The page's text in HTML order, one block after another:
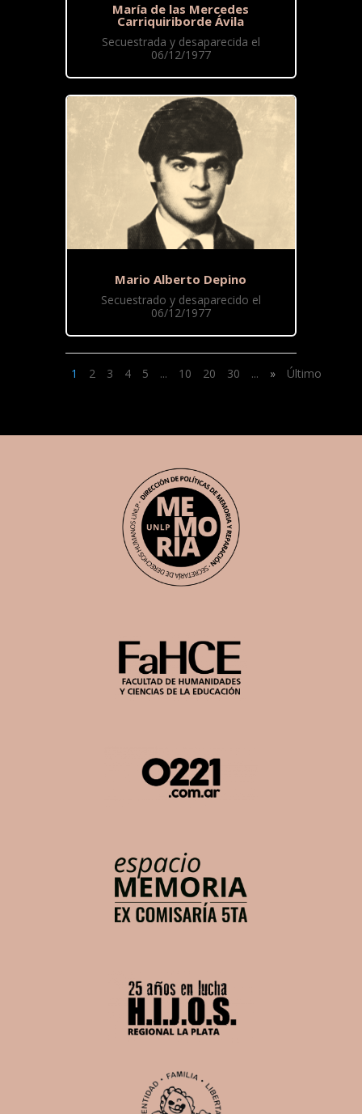
María de las Mercedes
Carriquiriborde Ávila
Secuestrada y desaparecida el
06/12/1977
Mario Alberto Depino
Secuestrado y desaparecido el
06/12/1977
1 2 3 4 5 ... 10 20 30 ... » Último